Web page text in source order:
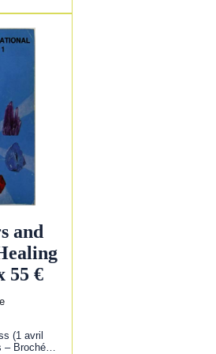
and
55 €
(1 avril
– Broché…